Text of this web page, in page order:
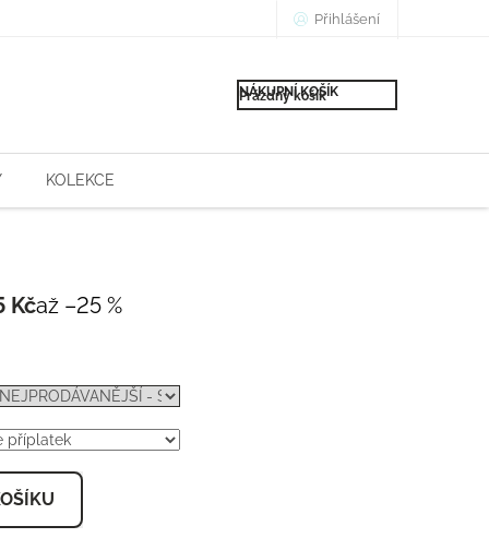
Přihlášení
NÁKUPNÍ KOŠÍK
Prázdný košík
KOLEKCE
až –25 %
KčMěrná